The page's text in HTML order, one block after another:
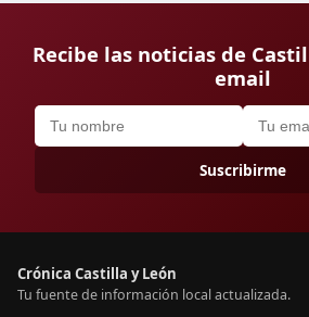
Recibe las noticias de
email
Suscribirme
Crónica Castilla y León
Tu fuente de información local actualizada.